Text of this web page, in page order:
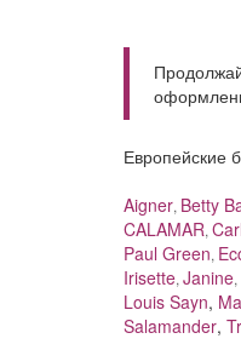
Европейские
Aigner, Betty
CALAMAR,
Paul Green,
Irisette, Janine,
Louis Sayn,
Salamander,